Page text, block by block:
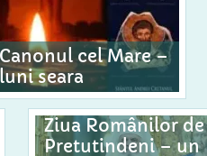
Canonul cel Mare –
luni seara
Ziua Românilor de
Pretutindeni – un